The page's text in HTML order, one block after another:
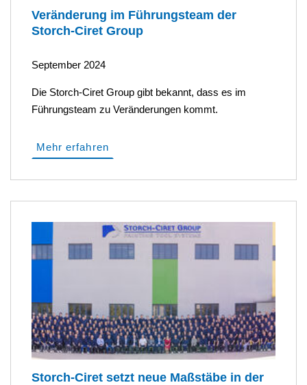
Veränderung im Führungsteam der
Storch-Ciret Group
September 2024
Die Storch-Ciret Group gibt bekannt, dass es im
Führungsteam zu Veränderungen kommt.
Mehr erfahren
Storch-Ciret setzt neue Maßstäbe in der